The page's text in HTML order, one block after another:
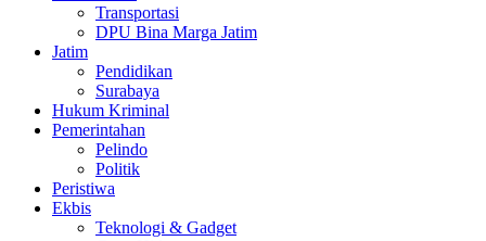
Transportasi
DPU Bina Marga Jatim
Jatim
Pendidikan
Surabaya
Hukum Kriminal
Pemerintahan
Pelindo
Politik
Peristiwa
Ekbis
Teknologi & Gadget